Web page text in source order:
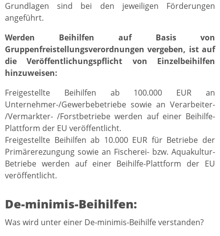
Grundlagen sind bei den jeweiligen Förderungen
angeführt.
Werden Beihilfen auf Basis von
Gruppenfreistellungsverordnungen vergeben, ist auf
die Veröffentlichungspflicht von Einzelbeihilfen
hinzuweisen:
Freigestellte Beihilfen ab 100.000 EUR an
Unternehmer-/Gewerbebetriebe sowie an Verarbeiter-
/Vermarkter- /Forstbetriebe werden auf einer Beihilfe-
Plattform der EU veröffentlicht.
Freigestellte Beihilfen ab 10.000 EUR für Betriebe der
Primärerezungung sowie an Fischerei- bzw. Aquakultur-
Betriebe werden auf einer Beihilfe-Plattform der EU
veröffentlicht.
De-minimis-Beihilfen:
Was wird unter einer De-minimis-Beihilfe verstanden?